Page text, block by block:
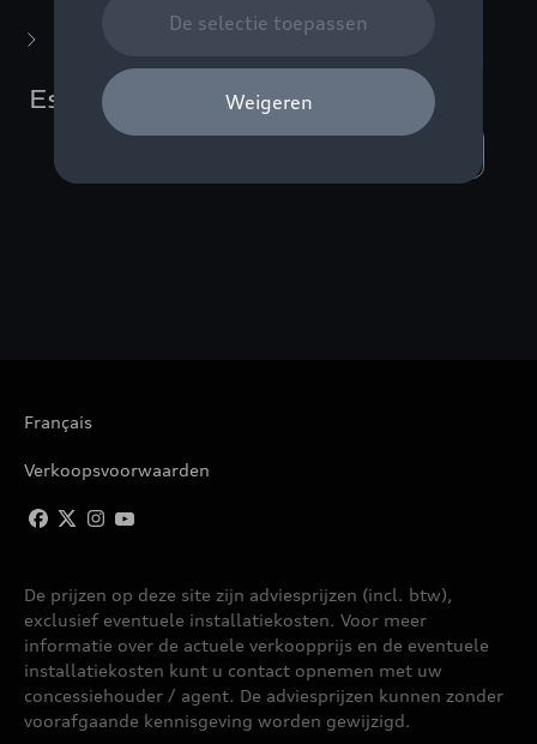
Essentials Collectie
Français
Verkoopsvoorwaarden
De prijzen op deze site zijn adviesprijzen (incl. btw),
exclusief eventuele installatiekosten. Voor meer
informatie over de actuele verkoopprijs en de eventuele
installatiekosten kunt u contact opnemen met uw
concessiehouder / agent. De adviesprijzen kunnen zonder
voorafgaande kennisgeving worden gewijzigd.